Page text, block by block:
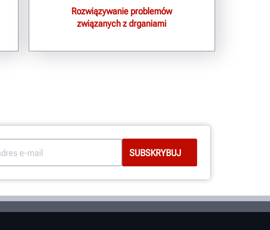
Rozwiązywanie problemów
związanych z drganiami